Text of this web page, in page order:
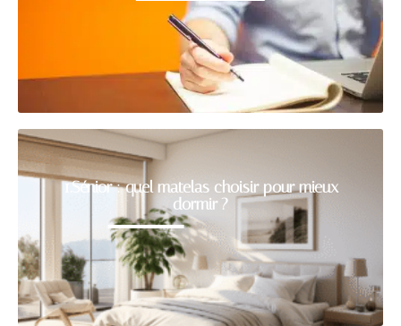
1.Sénior : quel matelas choisir pour mieux
dormir ?